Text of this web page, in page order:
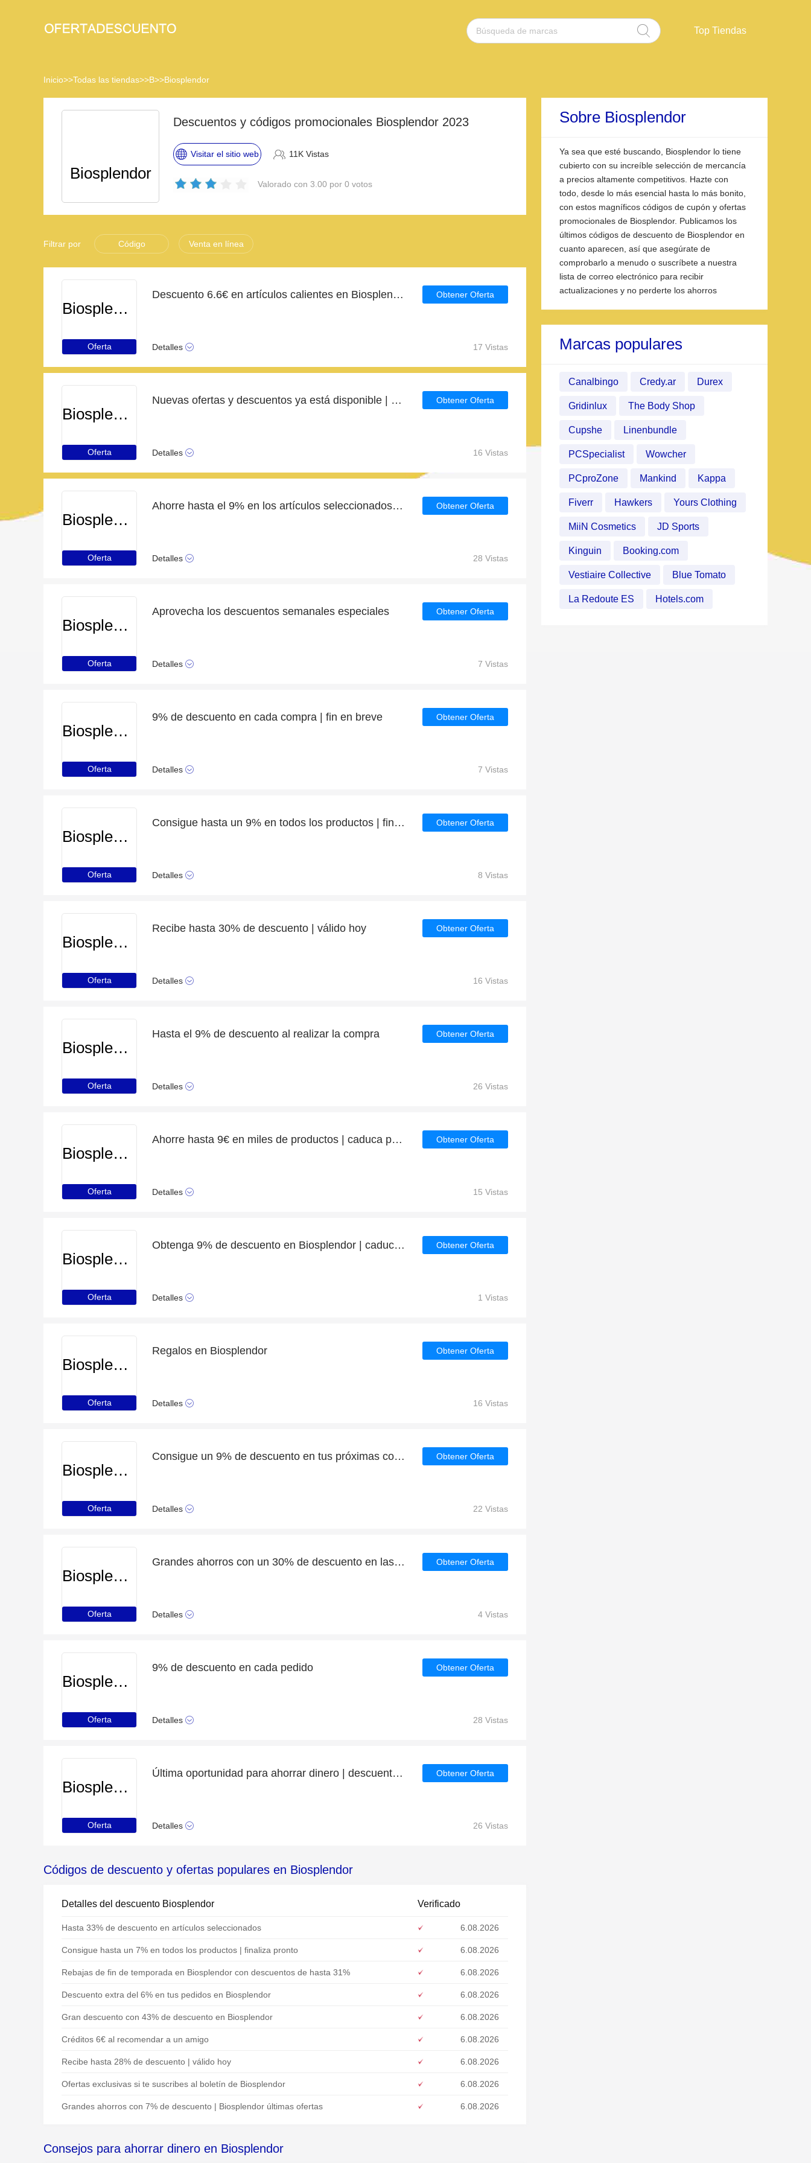
Top Tiendas
Inicio>>Todas las tiendas>>B>>Biosplendor
Biosplendor
Descuentos y códigos promocionales Biosplendor 2023
Visitar el sitio web 11K Vistas
Valorado con 3.00 por 0 votos
Filtrar por Código Venta en línea
Biosplendor
Oferta
Descuento 6.6€ en artículos calientes en Biosplendor
Detalles
Obtener Oferta
17 Vistas
Biosplendor
Oferta
Nuevas ofertas y descuentos ya está disponible | Biosplendor
Detalles
Obtener Oferta
16 Vistas
Biosplendor
Oferta
Ahorre hasta el 9% en los artículos seleccionados | fin en breve
Detalles
Obtener Oferta
28 Vistas
Biosplendor
Oferta
Aprovecha los descuentos semanales especiales
Detalles
Obtener Oferta
7 Vistas
Biosplendor
Oferta
9% de descuento en cada compra | fin en breve
Detalles
Obtener Oferta
7 Vistas
Biosplendor
Oferta
Consigue hasta un 9% en todos los productos | finaliza pronto
Detalles
Obtener Oferta
8 Vistas
Biosplendor
Oferta
Recibe hasta 30% de descuento | válido hoy
Detalles
Obtener Oferta
16 Vistas
Biosplendor
Oferta
Hasta el 9% de descuento al realizar la compra
Detalles
Obtener Oferta
26 Vistas
Biosplendor
Oferta
Ahorre hasta 9€ en miles de productos | caduca pronto
Detalles
Obtener Oferta
15 Vistas
Biosplendor
Oferta
Obtenga 9% de descuento en Biosplendor | caduca pronto
Detalles
Obtener Oferta
1 Vistas
Biosplendor
Oferta
Regalos en Biosplendor
Detalles
Obtener Oferta
16 Vistas
Biosplendor
Oferta
Consigue un 9% de descuento en tus próximas compras en Biosplendor
Detalles
Obtener Oferta
22 Vistas
Biosplendor
Oferta
Grandes ahorros con un 30% de descuento en las últimas ofertas
Detalles
Obtener Oferta
4 Vistas
Biosplendor
Oferta
9% de descuento en cada pedido
Detalles
Obtener Oferta
28 Vistas
Biosplendor
Oferta
Última oportunidad para ahorrar dinero | descuento Biosplendor
Detalles
Obtener Oferta
26 Vistas
Códigos de descuento y ofertas populares en Biosplendor
Detalles del descuento Biosplendor Verificado
Hasta 33% de descuento en artículos seleccionados 6.08.2026
Consigue hasta un 7% en todos los productos | finaliza pronto 6.08.2026
Rebajas de fin de temporada en Biosplendor con descuentos de hasta 31% 6.08.2026
Descuento extra del 6% en tus pedidos en Biosplendor 6.08.2026
Gran descuento con 43% de descuento en Biosplendor 6.08.2026
Créditos 6€ al recomendar a un amigo 6.08.2026
Recibe hasta 28% de descuento | válido hoy 6.08.2026
Ofertas exclusivas si te suscribes al boletín de Biosplendor 6.08.2026
Grandes ahorros con 7% de descuento | Biosplendor últimas ofertas 6.08.2026
Consejos para ahorrar dinero en Biosplendor
Sobre Biosplendor
Ya sea que esté buscando, Biosplendor lo tiene
cubierto con su increíble selección de mercancía
a precios altamente competitivos. Hazte con
todo, desde lo más esencial hasta lo más bonito,
con estos magníficos códigos de cupón y ofertas
promocionales de Biosplendor. Publicamos los
últimos códigos de descuento de Biosplendor en
cuanto aparecen, así que asegúrate de
comprobarlo a menudo o suscríbete a nuestra
lista de correo electrónico para recibir
actualizaciones y no perderte los ahorros
Marcas populares
Canalbingo Credy.ar Durex
Gridinlux The Body Shop
Cupshe Linenbundle
PCSpecialist Wowcher
PCproZone Mankind Kappa
Fiverr Hawkers Yours Clothing
MiiN Cosmetics JD Sports
Kinguin Booking.com
Vestiaire Collective Blue Tomato
La Redoute ES Hotels.com